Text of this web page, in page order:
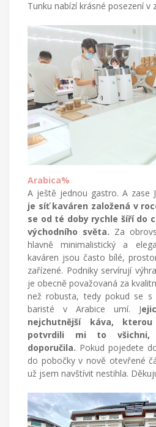
Tunku nabízí krásné posezení v
Arabica%
A ještě jednou gastro. A zase
je síť kaváren založená v
se od té doby rychle šíří do
východního světa. Za
hlavně minimalistický a
kaváren jsou často bílé,
zařízené. Podniky servírují
je obecně považovaná za
než robusta, tedy pokud se
baristé v Arabice umí. J
nejchutnější káva,
potvrdili mi to
doporučila. Pokud pojedete
do pobočky v nově otevřené
už jsem navštívit nestihla.